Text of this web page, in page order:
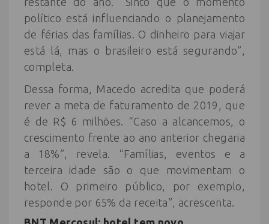
político está influenciando o planejamento
de férias das famílias. O dinheiro para viajar
está lá, mas o brasileiro está segurando”,
completa.
Dessa forma, Macedo acredita que poderá
rever a meta de faturamento de 2019, que
é de R$ 6 milhões. “Caso a alcancemos, o
crescimento frente ao ano anterior chegaria
a 18%”, revela. “Famílias, eventos e a
terceira idade são o que movimentam o
hotel. O primeiro público, por exemplo,
responde por 65% da receita”, acrescenta.